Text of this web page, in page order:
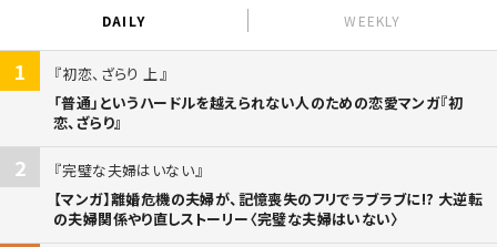
DAILY WEEKLY
1
初恋、ざらり 上
「普通」というハードルを越えられない人のための恋愛マンガ『初
恋、ざらり』
2
完璧な夫婦はいない
【マンガ】離婚危機の夫婦が、記憶喪失のフリでラブラブに!? 大逆転
の夫婦関係やり直しストーリー〈完璧な夫婦はいない〉